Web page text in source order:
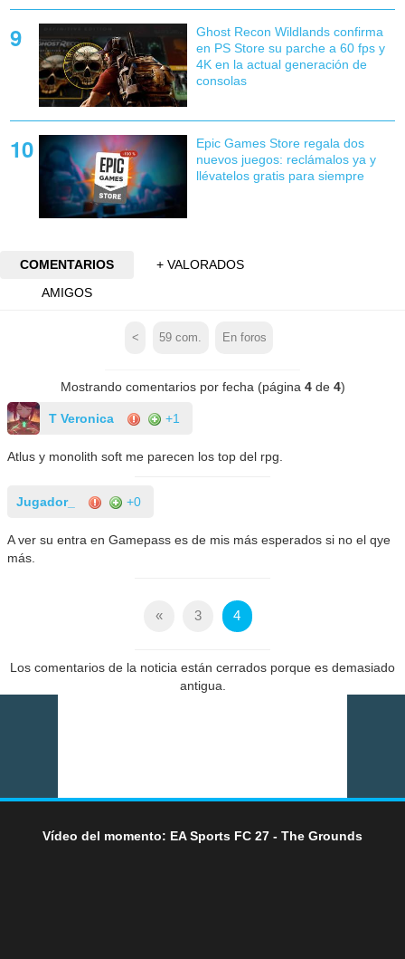
Ghost Recon Wildlands confirma
en PS Store su parche a 60 fps y
4K en la actual generación de
consolas
Epic Games Store regala dos
nuevos juegos: reclámalos ya y
llévatelos gratis para siempre
COMENTARIOS
+ VALORADOS
AMIGOS
< 59 com. En foros
Mostrando comentarios por fecha (página 4de 4)
T Veronica +1
Atlus y monolith soft me parecen los top del rpg.
Jugador_ +0
A ver su entra en Gamepass es de mis más esperados si no el qye
más.
« 3 4
Los comentarios de la noticia están cerrados porque es demasiado
antigua.
Vídeo del momento: EA Sports FC 27 - The Grounds